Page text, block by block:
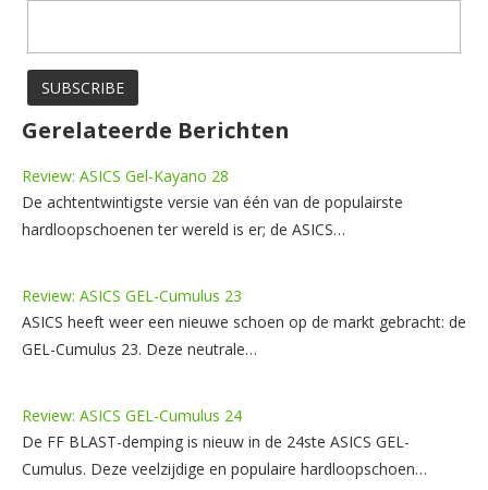
Gerelateerde Berichten
Review: ASICS Gel-Kayano 28
De achtentwintigste versie van één van de populairste
hardloopschoenen ter wereld is er; de ASICS…
Review: ASICS GEL-Cumulus 23
ASICS heeft weer een nieuwe schoen op de markt gebracht: de
GEL-Cumulus 23. Deze neutrale…
Review: ASICS GEL-Cumulus 24
De FF BLAST-demping is nieuw in de 24ste ASICS GEL-
Cumulus. Deze veelzijdige en populaire hardloopschoen…